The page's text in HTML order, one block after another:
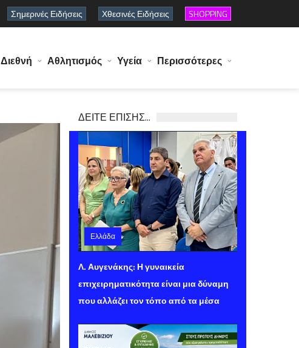
Σημερινές Ειδήσεις Χθεσινές Ειδήσεις SHOPPING
Διεθνή Αθλητισμός Υγεία Περισσότερες
ΔΕΙΤΕ ΕΠΙΣΗΣ...
Ελλάδα
Σάββατο 08 Αυγούστου 2026 11:41
Λ. Αυγενάκης: Η γυναικεία
επιχειρηματικότητα είναι μια δύναμη
που αλλάζει τον τόπο από τα μέσα